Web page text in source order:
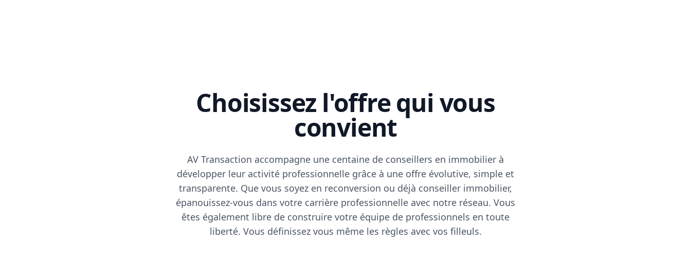
Choisissez l'offre qui vous
convient
AV Transaction accompagne une centaine de conseillers en immobilier à
développer leur activité professionnelle grâce à une offre évolutive, simple et
transparente. Que vous soyez en reconversion ou déjà conseiller immobilier,
épanouissez-vous dans votre carrière professionnelle avec notre réseau. Vous
êtes également libre de construire votre équipe de professionnels en toute
liberté. Vous définissez vous même les règles avec vos filleuls.